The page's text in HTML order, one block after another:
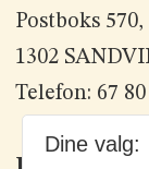
Postboks 570,
1302
Telefon: 67 80
Dine valg: